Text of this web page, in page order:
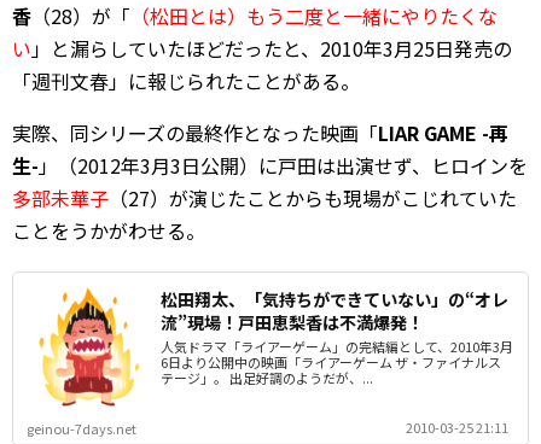
香 （28）が「 （松田とは）もう二度と一緒にやりたくな
い」と漏らしていたほどだったと、2010年3月25日発売の
「週刊文春」に報じられたことがある。
実際、同シリーズの最終作となった映画「LIAR GAME -再
生-」（2012年3月3日公開）に戸田は出演せず、ヒロインを
多部未華子 （27）が演じたことからも現場がこじれていた
ことをうかがわせる。
松田翔太、「気持ちができていない」の“オレ
流”現場！戸田恵梨香は不満爆発！
人気ドラマ「ライアーゲーム」の完結編として、2010年3月
6日より公開中の映画「ライアーゲーム ザ・ファイナルス
テージ」。 出足好調のようだが、...
geinou-7days.net 2010-03-25 21:11